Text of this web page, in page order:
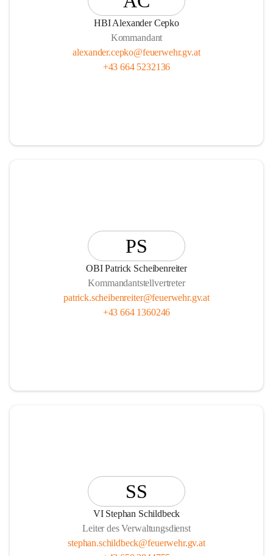
HBI Alexander Cepko
Kommandant
alexander.cepko@feuerwehr.gv.at
+43 664 5232136
PS
OBI Patrick Scheibenreiter
Kommandantstellvertreter
patrick.scheibenreiter@feuerwehr.gv.at
+43 664 1360246
SS
VI Stephan Schildbeck
Leiter des Verwaltungsdienst
stephan.schildbeck@feuerwehr.gv.at